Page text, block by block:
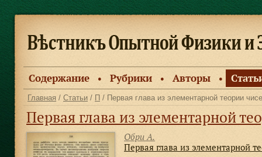
Содержание ● Рубрики ● Авторы ●
Главная / Статьи / П / Первая глава из элементарной теории
Первая глава из элементарной
Обри А.
Первая глава из элементарной